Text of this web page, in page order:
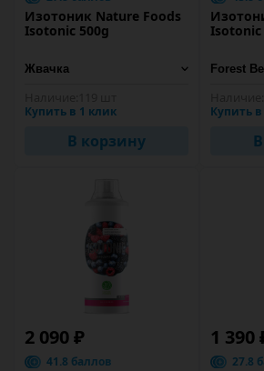
Изотоник Nature Foods
Isotonic 500g
Купить в 1 клик
В корзину
Isotonic
Купить
2 090 ₽
41.8 баллов
1 390
27.8